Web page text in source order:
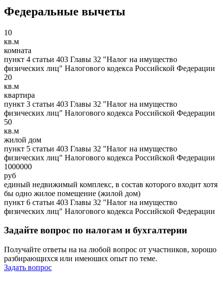
Федеральные вычеты
10
кв.м
комната
пункт 4 статьи 403 Главы 32 "Налог на имущество
физических лиц" Налогового кодекса Российской Федерации
20
кв.м
квартира
пункт 3 статьи 403 Главы 32 "Налог на имущество
физических лиц" Налогового кодекса Российской Федерации
50
кв.м
жилой дом
пункт 5 статьи 403 Главы 32 "Налог на имущество
физических лиц" Налогового кодекса Российской Федерации
1000000
руб
единый недвижимый комплекс, в состав которого входит хотя
бы одно жилое помещение (жилой дом)
пункт 6 статьи 403 Главы 32 "Налог на имущество
физических лиц" Налогового кодекса Российской Федерации
Задайте вопрос по налогам и бухгалтерии
Получайте ответы на на любой вопрос от участников, хорошо
разбирающихся или имеюших опыт по теме.
Задать вопрос